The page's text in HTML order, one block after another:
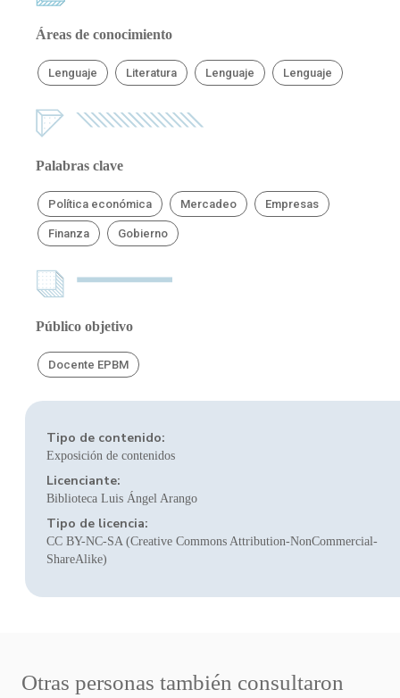
Áreas de conocimiento
Lenguaje Literatura Lenguaje Lenguaje
Palabras clave
Política económica Mercadeo Empresas
Finanza Gobierno
Público objetivo
Docente EPBM
Tipo de contenido:
Exposición de contenidos
Licenciante:
Biblioteca Luis Ángel Arango
Tipo de licencia:
CC BY-NC-SA (Creative Commons Attribution-NonCommercial-
ShareAlike)
Otras personas también consultaron